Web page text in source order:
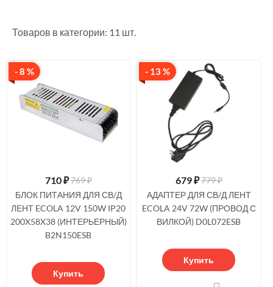
Товаров в категории: 11 шт.
- 8 %
710₽769 ₽
БЛОК ПИТАНИЯ ДЛЯ СВ/Д
ЛЕНТ ECOLA 12V 150W IP20
200X58X38 (ИНТЕРЬЕРНЫЙ)
B2N150ESB
Купить
- 13 %
679₽779 ₽
АДАПТЕР ДЛЯ СВ/Д ЛЕНТ
ECOLA 24V 72W (ПРОВОД С
ВИЛКОЙ) D0L072ESB
Купить